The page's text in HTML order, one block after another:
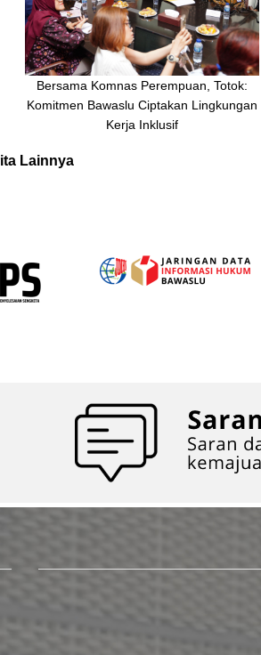
Bersama Komnas Perempuan, Totok:
Komitmen Bawaslu Ciptakan Lingkungan
Kerja Inklusif
Lainnya